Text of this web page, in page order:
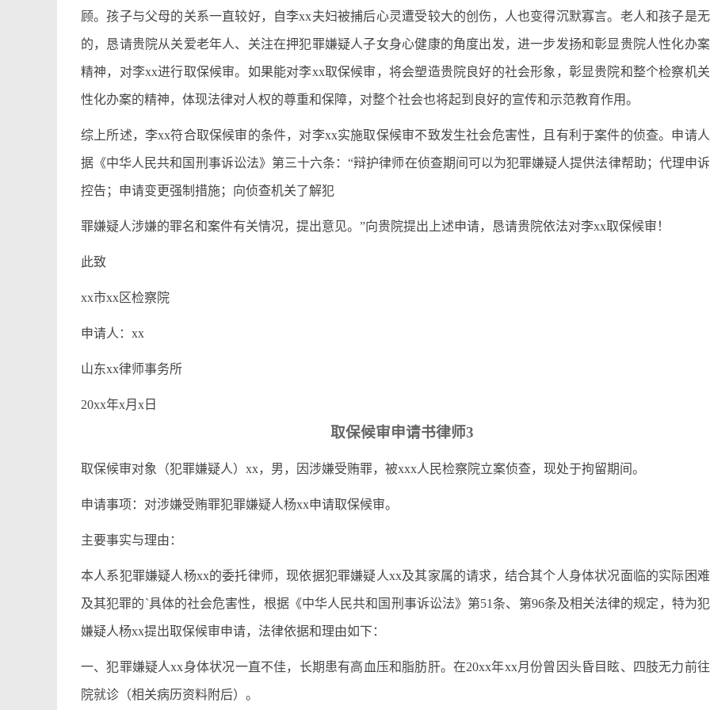
顾。孩子与父母的关系一直较好，自李xx夫妇被捕后心灵遭受较大的创伤，人也变得沉默寡言。老人和孩子是
的，恳请贵院从关爱老年人、关注在押犯罪嫌疑人子女身心健康的角度出发，进一步发扬和彰显贵院人性化办
精神，对李xx进行取保候审。如果能对李xx取保候审，将会塑造贵院良好的社会形象，彰显贵院和整个检察机
性化办案的精神，体现法律对人权的尊重和保障，对整个社会也将起到良好的宣传和示范教育作用。
综上所述，李xx符合取保候审的条件，对李xx实施取保候审不致发生社会危害性，且有利于案件的侦查。申请
据《中华人民共和国刑事诉讼法》第三十六条：“辩护律师在侦查期间可以为犯罪嫌疑人提供法律帮助；代理申诉
控告；申请变更强制措施；向侦查机关了解犯
罪嫌疑人涉嫌的罪名和案件有关情况，提出意见。”向贵院提出上述申请，恳请贵院依法对李xx取保候审！
此致
xx市xx区检察院
申请人：xx
山东xx律师事务所
20xx年x月x日
取保候审申请书律师3
取保候审对象（犯罪嫌疑人）xx，男，因涉嫌受贿罪，被xxx人民检察院立案侦查，现处于拘留期间。
申请事项：对涉嫌受贿罪犯罪嫌疑人杨xx申请取保候审。
主要事实与理由：
本人系犯罪嫌疑人杨xx的委托律师，现依据犯罪嫌疑人xx及其家属的请求，结合其个人身体状况面临的实际困
及其犯罪的`具体的社会危害性，根据《中华人民共和国刑事诉讼法》第51条、第96条及相关法律的规定，特为
嫌疑人杨xx提出取保候审申请，法律依据和理由如下：
一、犯罪嫌疑人xx身体状况一直不佳，长期患有高血压和脂肪肝。在20xx年xx月份曾因头昏目眩、四肢无力前
院就诊（相关病历资料附后）。